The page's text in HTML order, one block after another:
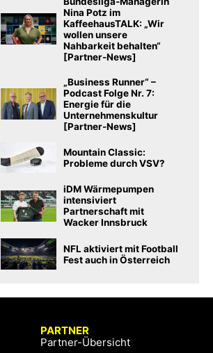
Nina Potz im
KaffeehausTALK: „Wir
wollen unsere
Nahbarkeit behalten“
[Partner-News]
„Business Runner“ –
Podcast Folge Nr. 7:
Energie für die
Unternehmenskultur
[Partner-News]
Mountain Classic:
Probleme durch VSV?
iDM Wärmepumpen
intensiviert
Partnerschaft mit
Wacker Innsbruck
NFL aktiviert mit Football
Fest auch in Österreich
PARTNER
Partner-Übersicht